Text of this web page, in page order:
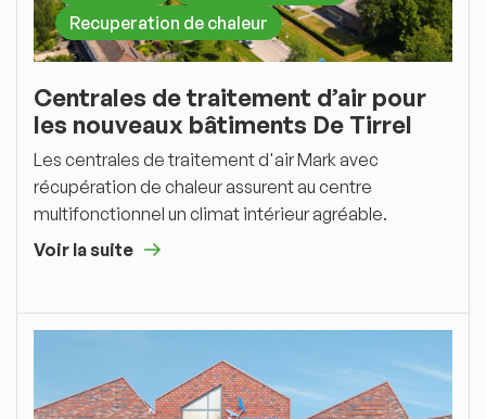
Recuperation de chaleur
Centrales de traitement d’air pour
les nouveaux bâtiments De Tirrel
Les centrales de traitement d'air Mark avec
récupération de chaleur assurent au centre
multifonctionnel un climat intérieur agréable.
Voir la suite